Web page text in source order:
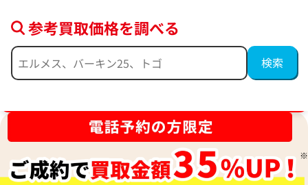
38,000円
2026年6月17日時点
グ
30,000円
2026年6月17日時
参考買取価格を調べる